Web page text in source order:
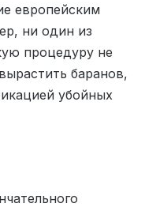
европейским
ни один из
процедуру не
баранов,
убойных